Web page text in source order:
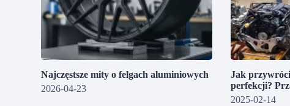
Najczęstsze mity o felgach aluminiowych
2026-04-23
Jak
perfekcji?
2025-02-14